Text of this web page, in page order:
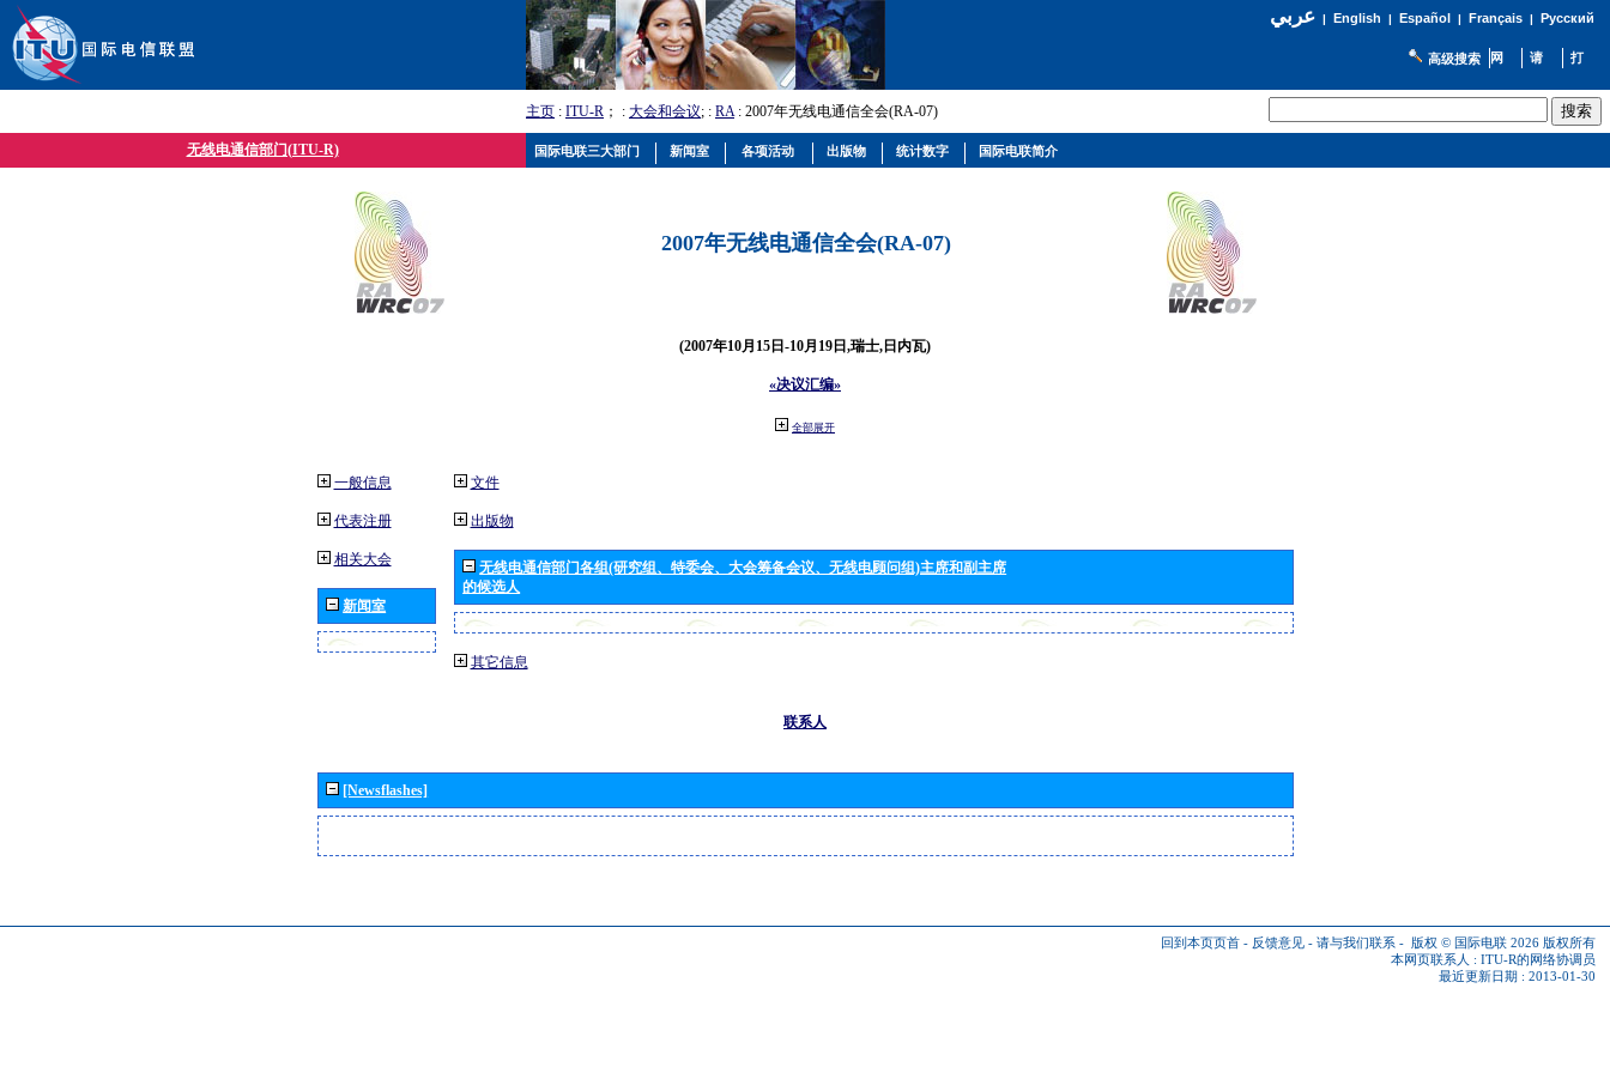
عربي| English | Español | Français| Русский
高级搜索
主页 : ITU-R ； : 大会和会议; : RA: 2007年无线电通信全会(RA-07)
无线电通信部门(ITU-R)
2007年无线电通信全会(RA-07)
(2007年10月15日-10月19日,瑞士,日内瓦)
«决议汇编»
全部展开
一般信息
代表注册
相关大会
新闻室
文件
出版物
无线电通信部门各组(研究组、特委会、大会筹备会议、无线电顾问组)主席和副主席
的候选人
其它信息
联系人
[Newsflashes]
回到本页页首 - 反馈意见 - 请与我们联系 - 版权 © 国际电联 2026 版权所有
本网页联系人 : ITU-R的网络协调员
最近更新日期 : 2013-01-30
国际电联三大部门 新闻室 各项活动 出版物 统计数字 国际电联简介